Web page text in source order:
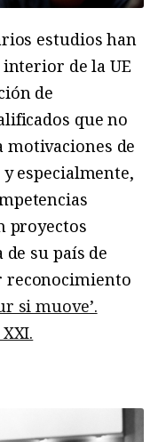
estudios han
de la UE
de
que no
motivaciones de
especialmente,
proyectos
su país de
reconocimiento
si muove’.